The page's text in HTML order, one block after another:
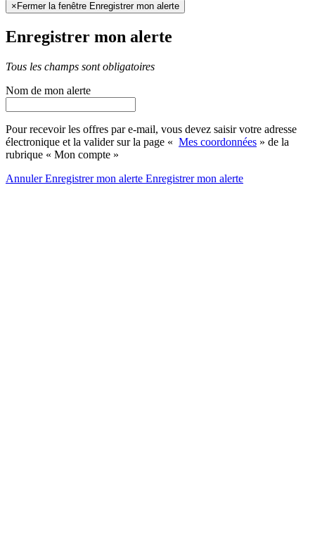
× Fermer la fenêtre Enregistrer mon alerte
Enregistrer mon alerte
Tous les champs sont obligatoires
Nom de mon alerte
Pour recevoir les offres par e-mail, vous devez saisir votre adresse
électronique et la valider sur la page « Mes coordonnées » de la
rubrique « Mon compte »
AnnulerEnregistrer mon alerte Enregistrermon alerte